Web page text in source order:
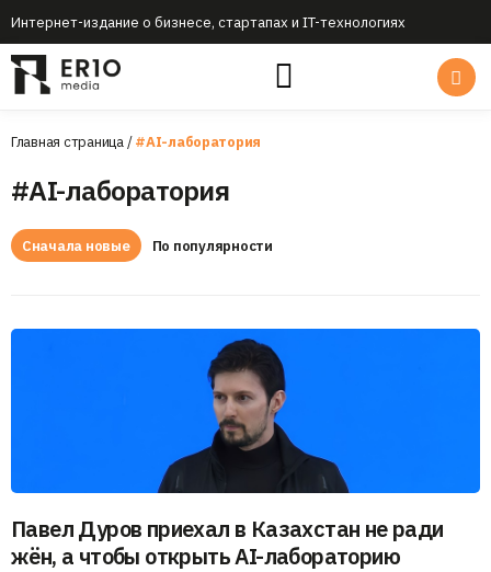
Интернет-издание о бизнесе, стартапах и IT-технологиях
Главная страница/#AI-лаборатория
#AI-лаборатория
Сначала новые По популярности
Павел Дуров приехал в Казахстан не ради
жён, а чтобы открыть AI-лабораторию